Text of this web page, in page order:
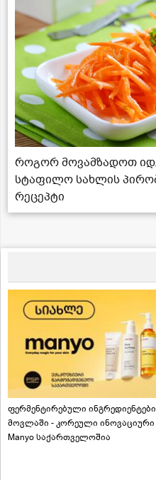
როგორ მოვამზადოთ
სტაფილო სახლის
რეცეპტი
ფერმენტირებული ინგრედიენტები
მოვლაში - კორეული ინოვაციური
Manyo საქართველოშია